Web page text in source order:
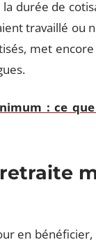
durée de
travaillé ou
met encore
: ce
en bénéficier,